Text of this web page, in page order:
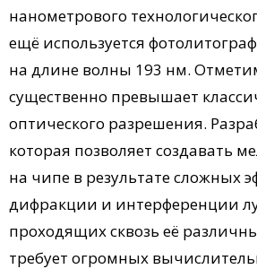
нанометрового
ещё используется
на длине волны 193 нм.
существенно превышает
оптического разрешения.
которая позволяет создавать
на чипе в результате сложных
дифракции и интерференции
проходящих сквозь её
требует огромных